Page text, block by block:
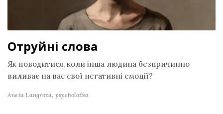
Отруйні слова
Як поводитися, коли інша людина безпричинно
виливає на вас свої негативні емоції?
Aneta Langrová, psycholožka